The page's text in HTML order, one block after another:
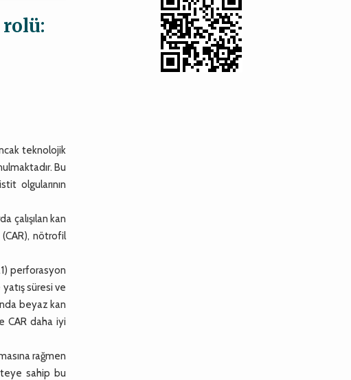
teknolojik
Bu
olgularının
çalışılan kan
nötrofil
perforasyon
süresi ve
beyaz kan
CAR daha iyi
rağmen
sahip bu